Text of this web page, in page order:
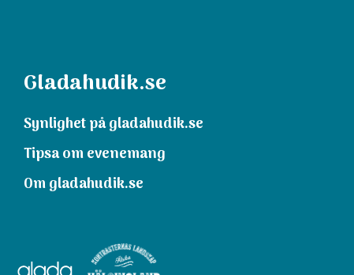
Gladahudik.se
Synlighet på gladahudik.se
Tipsa om evenemang
Om gladahudik.se